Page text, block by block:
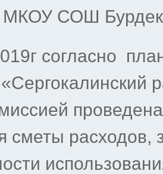
МКОУ СОШ
согласно
сметы расходов,